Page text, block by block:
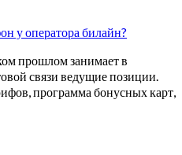
у оператора билайн?
прошлом занимает в
связи ведущие позиции.
программа бонусных карт,